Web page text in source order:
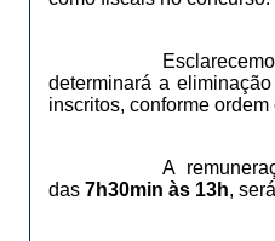
determinará a
inscritos, conforme
A
das 7h30min às 13h,